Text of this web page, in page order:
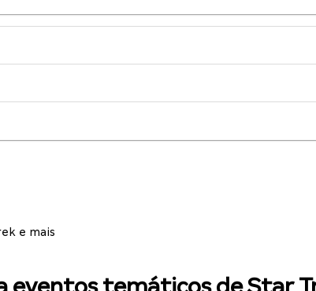
e mais